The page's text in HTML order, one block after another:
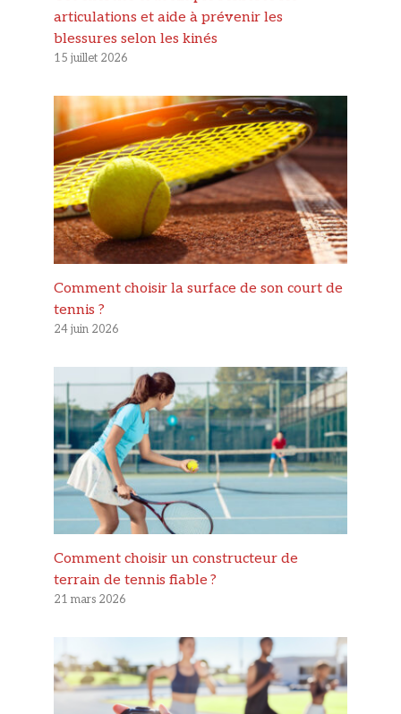
articulations et aide à prévenir les
blessures selon les kinés
15 juillet 2026
Comment choisir la surface de son court de
tennis ?
24 juin 2026
Comment choisir un constructeur de
terrain de tennis fiable ?
21 mars 2026